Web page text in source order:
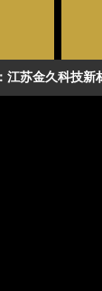
江苏金久科技新